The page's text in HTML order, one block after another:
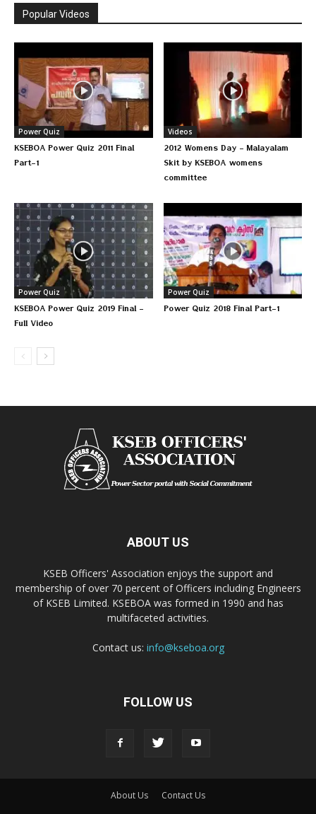
Popular Videos
Power Quiz
KSEBOA Power Quiz 2011 Final
Part-1
Videos
2012 Womens Day – Malayalam
Skit by KSEBOA womens
committee
Power Quiz
KSEBOA Power Quiz 2019 Final –
Full Video
Power Quiz
Power Quiz 2018 Final Part-1
ABOUT US
KSEB Officers' Association enjoys the support and
membership of over 70 percent of Officers including Engineers
of KSEB Limited. KSEBOA was formed in 1990 and has
multifaceted activities.
Contact us: info@kseboa.org
FOLLOW US
About Us Contact Us